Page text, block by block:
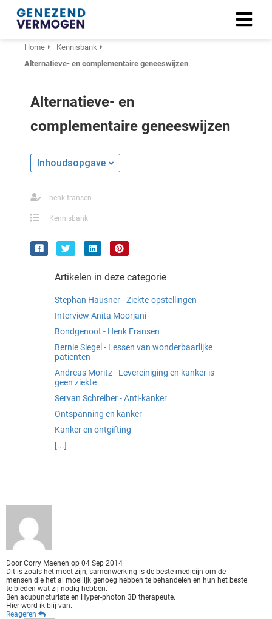
Home
Kennisbank
Alternatieve- en complementaire geneeswijzen
Alternatieve- en
complementaire geneeswijzen
Inhoudsopgave
henk fransen
Kennisbank
Artikelen in deze categorie
Stephan Hausner - Ziekte-opstellingen
Interview Anita Moorjani
Bondgenoot - Henk Fransen
Bernie Siegel - Lessen van wonderbaarlijke
patienten
Andreas Moritz - Levereiniging en kanker is
geen ziekte
Servan Schreiber - Anti-kanker
Ontspanning en kanker
Kanker en ontgifting
[...]
Door Corry Maenen op 04 Sep 2014
Dit is zoals het moet zijn, samenwerking is de beste medicijn om de
mensen die het al moeilijk genoeg hebben te behandelen en hun het beste
te bieden wat zij nodig hebben.
Ben acupuncturiste en Hyper-photon 3D therapeute.
Hier word ik blij van.
Reageren